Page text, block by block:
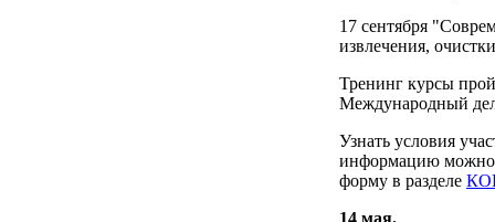
17 сентября
извлечения,
Тренинг курсы
Международный
Узнать условия
информацию можно
форму в разделе